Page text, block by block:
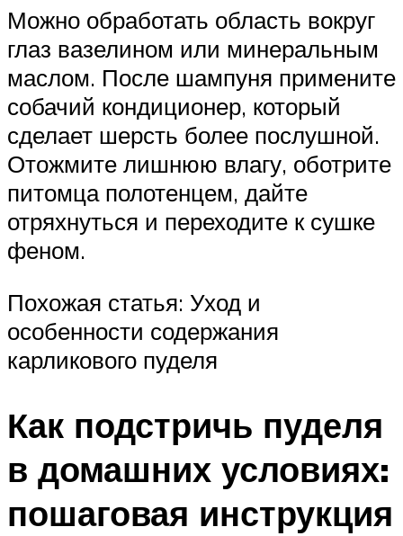
Можно обработать область вокруг
глаз вазелином или минеральным
маслом. После шампуня примените
собачий кондиционер, который
сделает шерсть более послушной.
Отожмите лишнюю влагу, оботрите
питомца полотенцем, дайте
отряхнуться и переходите к сушке
феном.
Похожая статья: Уход и
особенности содержания
карликового пуделя
Как подстричь пуделя
в домашних условиях:
пошаговая инструкция